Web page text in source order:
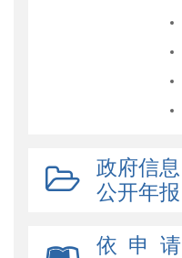
政府信息
公开年报
依 申 请